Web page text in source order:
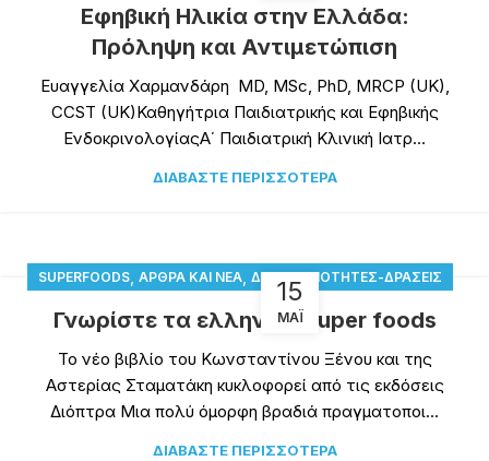
Εφηβική Ηλικία στην Ελλάδα:
Πρόληψη και Αντιμετώπιση
Ευαγγελία Χαρμανδάρη MD, MSc, PhD, MRCP (UK),
CCST (UK)Καθηγήτρια Παιδιατρικής και Εφηβικής
ΕνδοκρινολογίαςΑ΄ Παιδιατρική Κλινική Ιατρ...
ΔΙΑΒΆΣΤΕ ΠΕΡΙΣΣΌΤΕΡΑ
15
ΜΆΙ
SUPERFOODS ΆΡΘΡΑ ΚΑΙ ΝΈΑ ΔΡΑΣΤΗΡΙΌΤΗΤΕΣ-ΔΡΆΣΕΙΣ
Γνωρίστε τα ελληνικά super foods
Το νέο βιβλίο του Κωνσταντίνου Ξένου και της
Αστερίας Σταματάκη κυκλοφορεί από τις εκδόσεις
Διόπτρα Μια πολύ όμορφη βραδιά πραγματοποι...
ΔΙΑΒΆΣΤΕ ΠΕΡΙΣΣΌΤΕΡΑ